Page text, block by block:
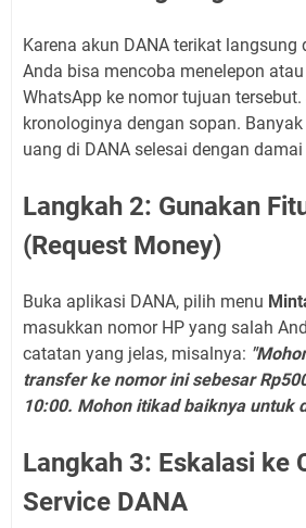
Karena akun DANA terikat langsung
Anda bisa mencoba menelepon
WhatsApp ke nomor tujuan
kronologinya dengan sopan.
uang di DANA selesai dengan
Langkah 2: Gunakan
(Request Money)
Buka aplikasi DANA, pilih menu
masukkan nomor HP yang salah
catatan yang jelas, misalnya:
transfer ke nomor ini sebesar
10:00. Mohon itikad baiknya untuk
Langkah 3: Eskalasi ke
Service DANA